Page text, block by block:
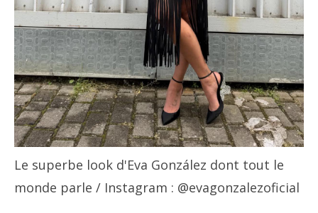
Le superbe look d'Eva González dont tout le
monde parle / Instagram : @evagonzalezoficial